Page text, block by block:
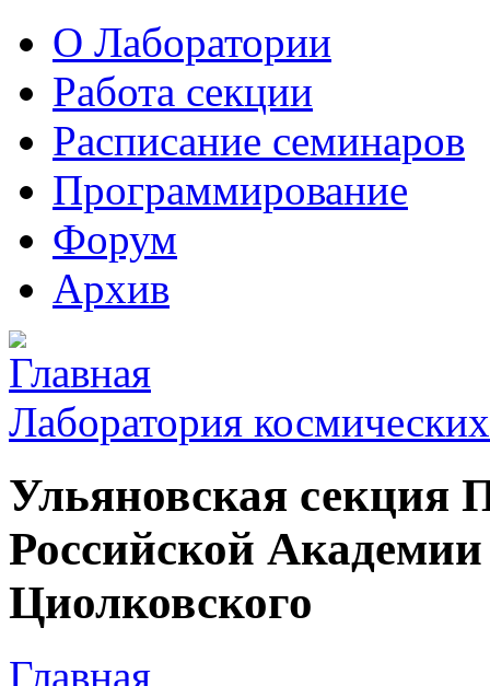
О Лаборатории
Работа секции
Расписание семинаров
Программирование
Форум
Архив
Лаборатория
Ульяновская секция
Российской
Циолковского
Главная